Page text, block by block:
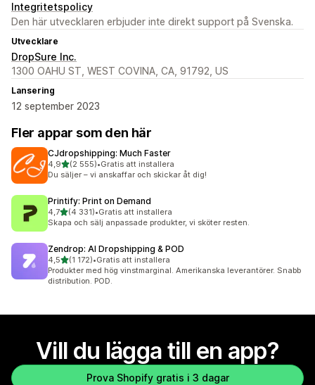
Integritetspolicy
Den här utvecklaren erbjuder inte direkt support på Svenska.
Utvecklare
DropSure Inc.
1300 OAHU ST, WEST COVINA, CA, 91792, US
Lansering
12 september 2023
Fler appar som den här
CJdropshipping: Much Faster
4,9av 5 stjärnor
(2 555)
2555 recensioner totalt
•Gratis att installera
Du säljer – vi anskaffar och skickar åt dig!
Printify: Print on Demand
4,7av 5 stjärnor
(4 331)
4331 recensioner totalt
•Gratis att installera
Skapa och sälj anpassade produkter, vi sköter resten.
Zendrop: AI Dropshipping & POD
4,5av 5 stjärnor
(1 172)
1172 recensioner totalt
•Gratis att installera
Produkter med hög vinstmarginal. Amerikanska leverantörer. Snabb
distribution. POD.
Vill du lägga till en app?
Prova Shopify gratis i 3 dagar